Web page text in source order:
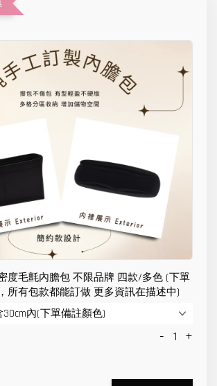
度毛氈內膽包 不限品牌 四款/多色 (下單
所有包款都能訂做 更多資訊在描述中)
- +